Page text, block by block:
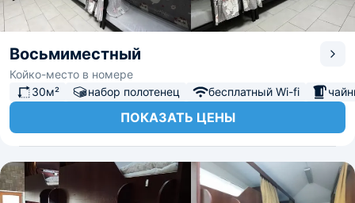
Восьмиместный
Койко-место в номере
30м²
набор полотенец бесплатный Wi-fi
ПОКАЗАТЬ ЦЕНЫ